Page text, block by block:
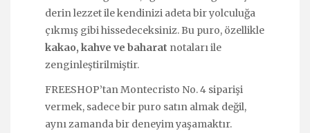
derin lezzet ile kendinizi adeta bir yolculuğa
çıkmış gibi hissedeceksiniz. Bu puro, özellikle
kakao, kahve ve baharat notaları ile
zenginleştirilmiştir.
FREESHOP’tan Montecristo No. 4 siparişi
vermek, sadece bir puro satın almak değil,
aynı zamanda bir deneyim yaşamaktır.